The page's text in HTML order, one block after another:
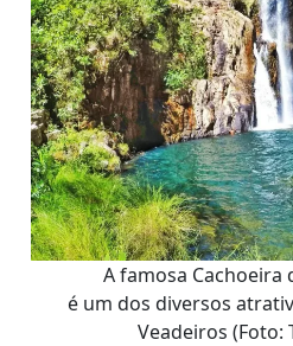
A famosa Cachoeira
é um dos diversos
Veadeiros (Foto: